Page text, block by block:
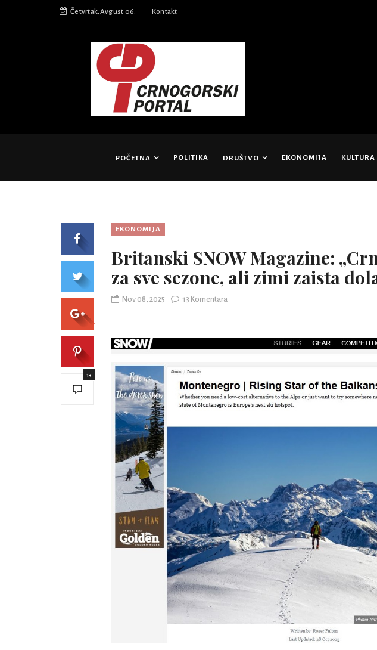
Četvrtak,Avgust 06. Kontakt
POČETNA POLITIKA DRUŠTVO EKONOMIJA KULTURA
EKONOMIJA
Britanski SNOW Magazine:
za sve sezone, ali zimi zaista
Nov 08, 2025 13 Komentara
13